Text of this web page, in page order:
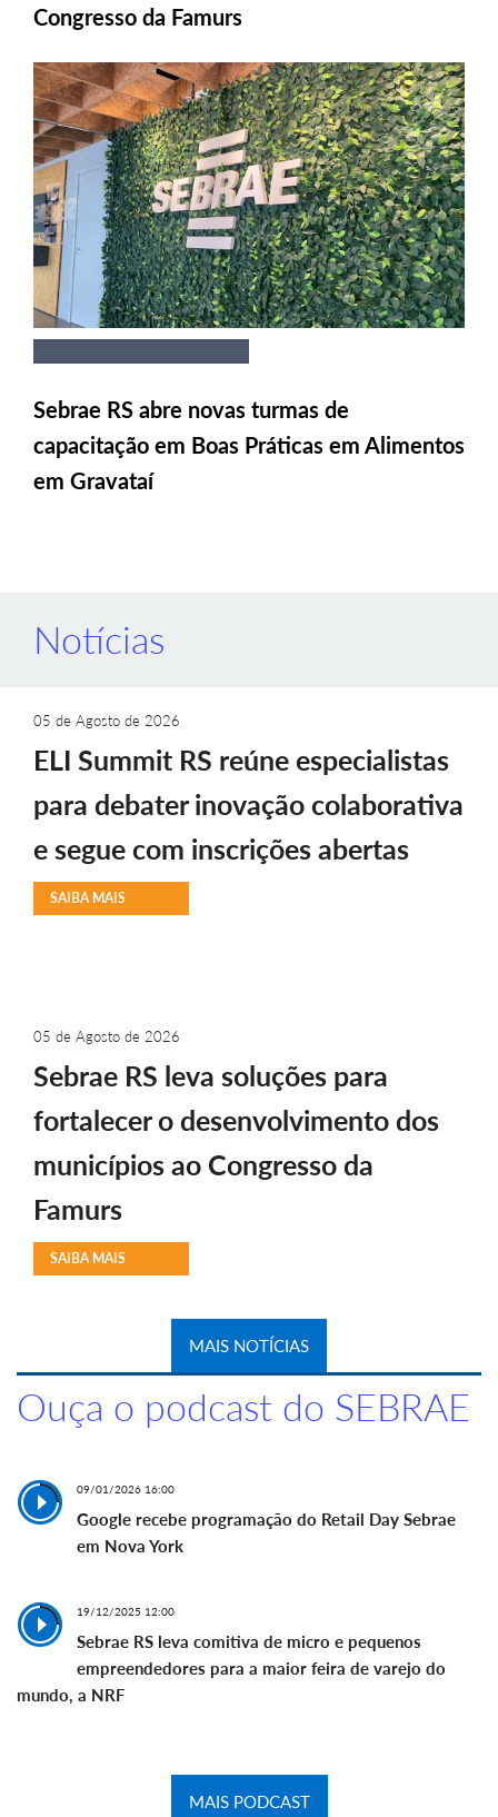
Congresso da Famurs
Sebrae RS abre novas turmas de
capacitação em Boas Práticas em Alimentos
em Gravataí
Notícias
05 de Agosto de 2026
ELI Summit RS reúne especialistas
para debater inovação colaborativa
e segue com inscrições abertas
SAIBA MAIS
05 de Agosto de 2026
Sebrae RS leva soluções para
fortalecer o desenvolvimento dos
municípios ao Congresso da
Famurs
SAIBA MAIS
MAIS NOTÍCIAS
Ouça o podcast do SEBRAE
09/01/2026 16:00
Google recebe programação do Retail Day Sebrae
em Nova York
19/12/2025 12:00
Sebrae RS leva comitiva de micro e pequenos
empreendedores para a maior feira de varejo do
mundo, a NRF
MAIS PODCAST